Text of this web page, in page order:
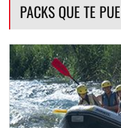
PACKS QUE TE